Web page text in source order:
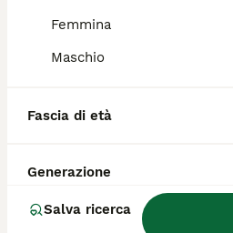
Femmina
Maschio
Fascia di età
Generazione
Salva ricerca
in base a fattori come il
Quanto dura la vita
Springer Spaniel
Qual è il carattere
Springer Spaniel